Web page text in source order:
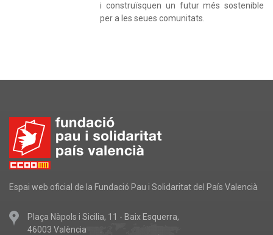
i construïsquen un futur més sostenible
per a les seues comunitats.
Espai web oficial de la Fundació Pau i Solidaritat del País Valencià
Plaça Nàpols i Sicilia, 11 - Baix Esquerra,
46003 València